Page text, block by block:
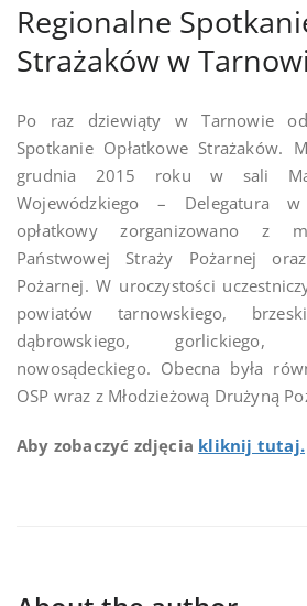
Regionalne
Strażaków w
Po raz dziewiąty w Tarnowie
Spotkanie Opłatkowe Strażaków.
grudnia 2015 roku w sali
Wojewódzkiego – Delegatura
opłatkowy zorganizowano z
Państwowej Straży Pożarnej
Pożarnej. W uroczystości
powiatów tarnowskiego,
dąbrowskiego,
nowosądeckiego. Obecna była
OSP wraz z Młodzieżową Drużyną
Aby zobaczyć zdjęcia kliknij tutaj.